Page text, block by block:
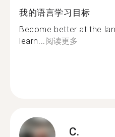
我的语言学习目标
Become better at the
learn...阅读更多
C.